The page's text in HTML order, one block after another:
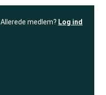
Allerede medlem? Log ind